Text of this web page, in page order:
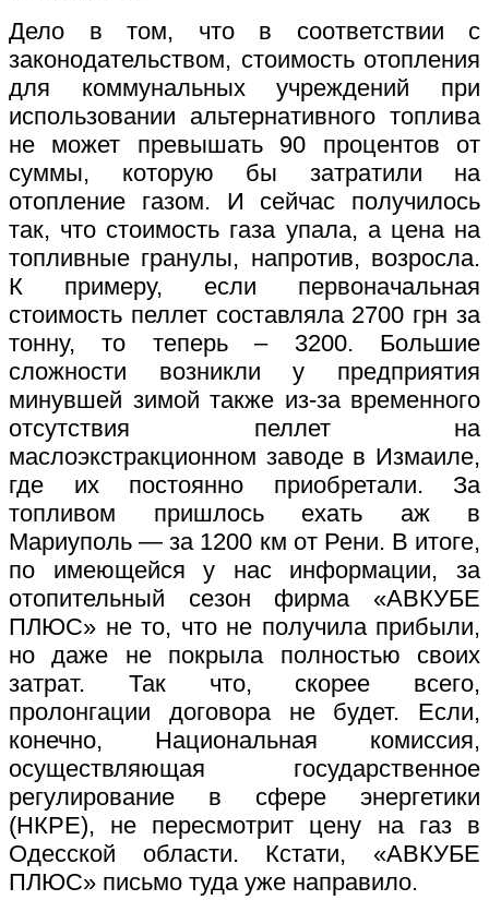
Дело в том, что в соответствии с
законодательством, стоимость отопления
для коммунальных учреждений при
использовании альтернативного топлива
не может превышать 90 процентов от
суммы, которую бы затратили на
отопление газом. И сейчас получилось
так, что стоимость газа упала, а цена на
топливные гранулы, напротив, возросла.
К примеру, если первоначальная
стоимость пеллет составляла 2700 грн за
тонну, то теперь – 3200. Большие
сложности возникли у предприятия
минувшей зимой также из-за временного
отсутствия пеллет на
маслоэкстракционном заводе в Измаиле,
где их постоянно приобретали. За
топливом пришлось ехать аж в
Мариуполь — за 1200 км от Рени. В итоге,
по имеющейся у нас информации, за
отопительный сезон фирма «АВКУБЕ
ПЛЮС» не то, что не получила прибыли,
но даже не покрыла полностью своих
затрат. Так что, скорее всего,
пролонгации договора не будет. Если,
конечно, Национальная комиссия,
осуществляющая государственное
регулирование в сфере энергетики
(НКРЕ), не пересмотрит цену на газ в
Одесской области. Кстати, «АВКУБЕ
ПЛЮС» письмо туда уже направило.